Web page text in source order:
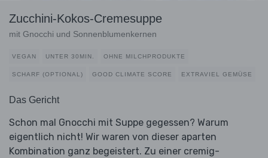
Zucchini-Kokos-Cremesuppe
mit Gnocchi und Sonnenblumenkernen
VEGAN UNTER 30MIN. OHNE MILCHPRODUKTE
SCHARF (OPTIONAL) GOOD CLIMATE SCORE EXTRAVIEL GEMÜSE
Das Gericht
Schon mal Gnocchi mit Suppe gegessen? Warum
eigentlich nicht! Wir waren von dieser aparten
Kombination ganz begeistert. Zu einer cremig-